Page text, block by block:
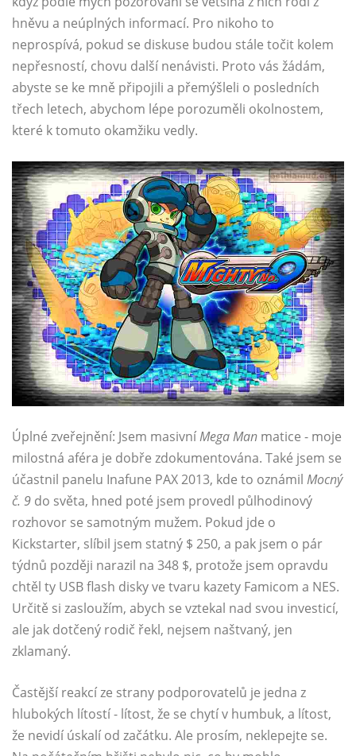
hněvu a neúplných informací. Pro nikoho to
neprospívá, pokud se diskuse budou stále točit kolem
nepřesností, chovu další nenávisti. Proto vás žádám,
abyste se ke mně připojili a přemýšleli o posledních
třech letech, abychom lépe porozuměli okolnostem,
které k tomuto okamžiku vedly.
Úplné zveřejnění: Jsem masivníMega Man matice - moje
milostná aféra je dobře zdokumentována. Také jsem se
účastnil panelu Inafune PAX 2013, kde to oznámil Mocný
č. 9 do světa, hned poté jsem provedl půlhodinový
rozhovor se samotným mužem. Pokud jde o
Kickstarter, slíbil jsem statný $ 250, a pak jsem o pár
týdnů později narazil na 348 $, protože jsem opravdu
chtěl ty USB flash disky ve tvaru kazety Famicom a NES.
Určitě si zasloužím, abych se vztekal nad svou investicí,
ale jak dotčený rodič řekl, nejsem naštvaný, jen
zklamaný.
Častější reakcí ze strany podporovatelů je jedna z
hlubokých lítostí - lítost, že se chytí v humbuk, a lítost,
že nevidí úskalí od začátku. Ale prosím, neklepejte se.